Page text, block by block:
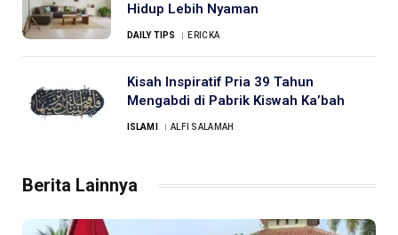
Hidup Lebih Nyaman
DAILY TIPS ERICKA
Kisah Inspiratif Pria 39 Tahun
Mengabdi di Pabrik Kiswah Ka’bah
ISLAMI ALFI SALAMAH
Berita Lainnya